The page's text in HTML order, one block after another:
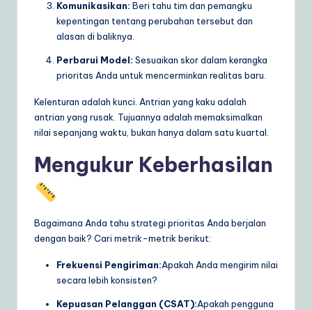
Komunikasikan: Beri tahu tim dan pemangku
kepentingan tentang perubahan tersebut dan
alasan di baliknya.
Perbarui Model: Sesuaikan skor dalam kerangka
prioritas Anda untuk mencerminkan realitas baru.
Kelenturan adalah kunci. Antrian yang kaku adalah
antrian yang rusak. Tujuannya adalah memaksimalkan
nilai sepanjang waktu, bukan hanya dalam satu kuartal.
Mengukur Keberhasilan
Bagaimana Anda tahu strategi prioritas Anda berjalan
dengan baik? Cari metrik-metrik berikut:
Frekuensi Pengiriman:Apakah Anda mengirim nilai
secara lebih konsisten?
Kepuasan Pelanggan (CSAT):Apakah pengguna